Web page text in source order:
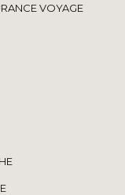
VOYAGE